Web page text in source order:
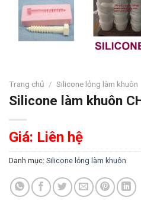
Trang chủ / Silicone lỏng làm khuôn
Silicone làm khuôn
Giá: Liên hệ
Danh mục: Silicone lỏng làm khuôn